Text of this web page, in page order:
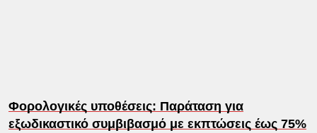
Φορολογικές υποθέσεις: Παράταση για
εξωδικαστικό συμβιβασμό με εκπτώσεις έως 75%